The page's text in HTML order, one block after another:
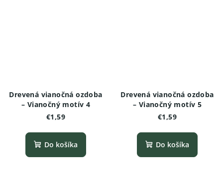
Drevená vianočná ozdoba
– Vianočný motív 4
€1,59
Do košíka
Drevená vianočná ozdoba
– Vianočný motív 5
€1,59
Do košíka